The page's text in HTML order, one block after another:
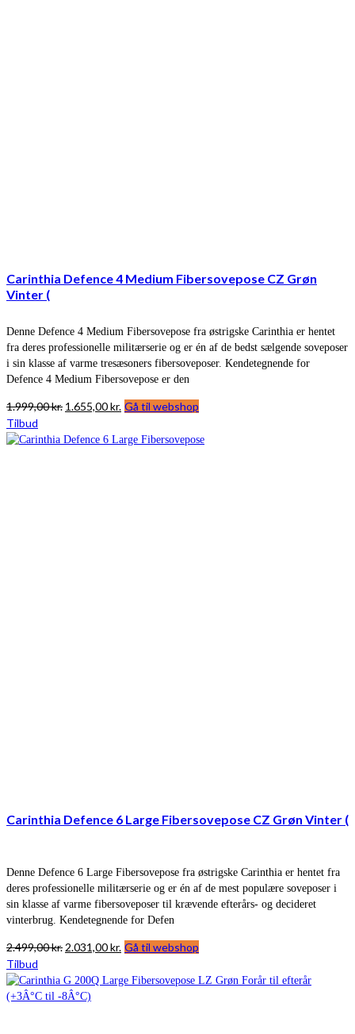
Carinthia Defence 4 Medium Fibersovepose CZ Grøn
Vinter (
Denne Defence 4 Medium Fibersovepose fra østrigske Carinthia er hentet
fra deres professionelle militærserie og er én af de bedst sælgende soveposer
i sin klasse af varme tresæsoners fibersoveposer. Kendetegnende for
Defence 4 Medium Fibersovepose er den
1.999,00kr. Den
pris
1.655,00kr. Den
pris
Gå til webshop
Tilbud
Carinthia Defence 6 Large Fibersovepose CZ Grøn Vinter (
Denne Defence 6 Large Fibersovepose fra østrigske Carinthia er hentet fra
deres professionelle militærserie og er én af de mest populære soveposer i
sin klasse af varme fibersoveposer til krævende efterårs- og decideret
vinterbrug. Kendetegnende for Defen
2.499,00kr. Den
pris
var:
2.031,00kr. Den
pris
Gå til webshop
Tilbud